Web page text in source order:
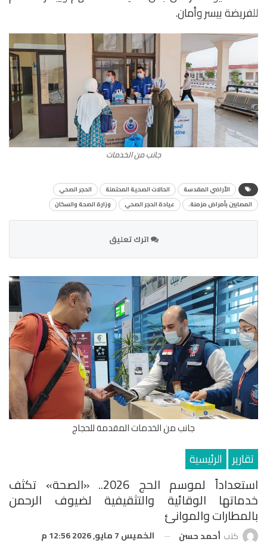
للفريضة بيسر وأمان.
جانب من الخدمات
الأراضي المقدسة الحالات الصحية المحتملة
الحجر الصحي
المصابين بأمراض مزمنة.
عيادة الحجر الصحي وزارة الصحة والسكان
اترك تعليق
جانب من الخدمات المقدمة للحجاج
تقارير الرئيسية
استعداداً لموسم الحج 2026.. «الصحة» تكثف
خدماتها الوقائية والتثقيفية لضيوف الرحمن
بالمطارات والموانئ
كتب أحمد حسن الخميس 7 مايو, 2026 12:56 م